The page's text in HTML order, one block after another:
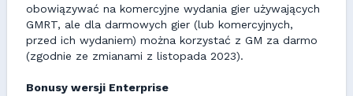
obowiązywać na komercyjne wydania gier używających
GMRT, ale dla darmowych gier (lub komercyjnych,
przed ich wydaniem) można korzystać z GM za darmo
(zgodnie ze zmianami z listopada 2023).
Bonusy wersji Enterprise